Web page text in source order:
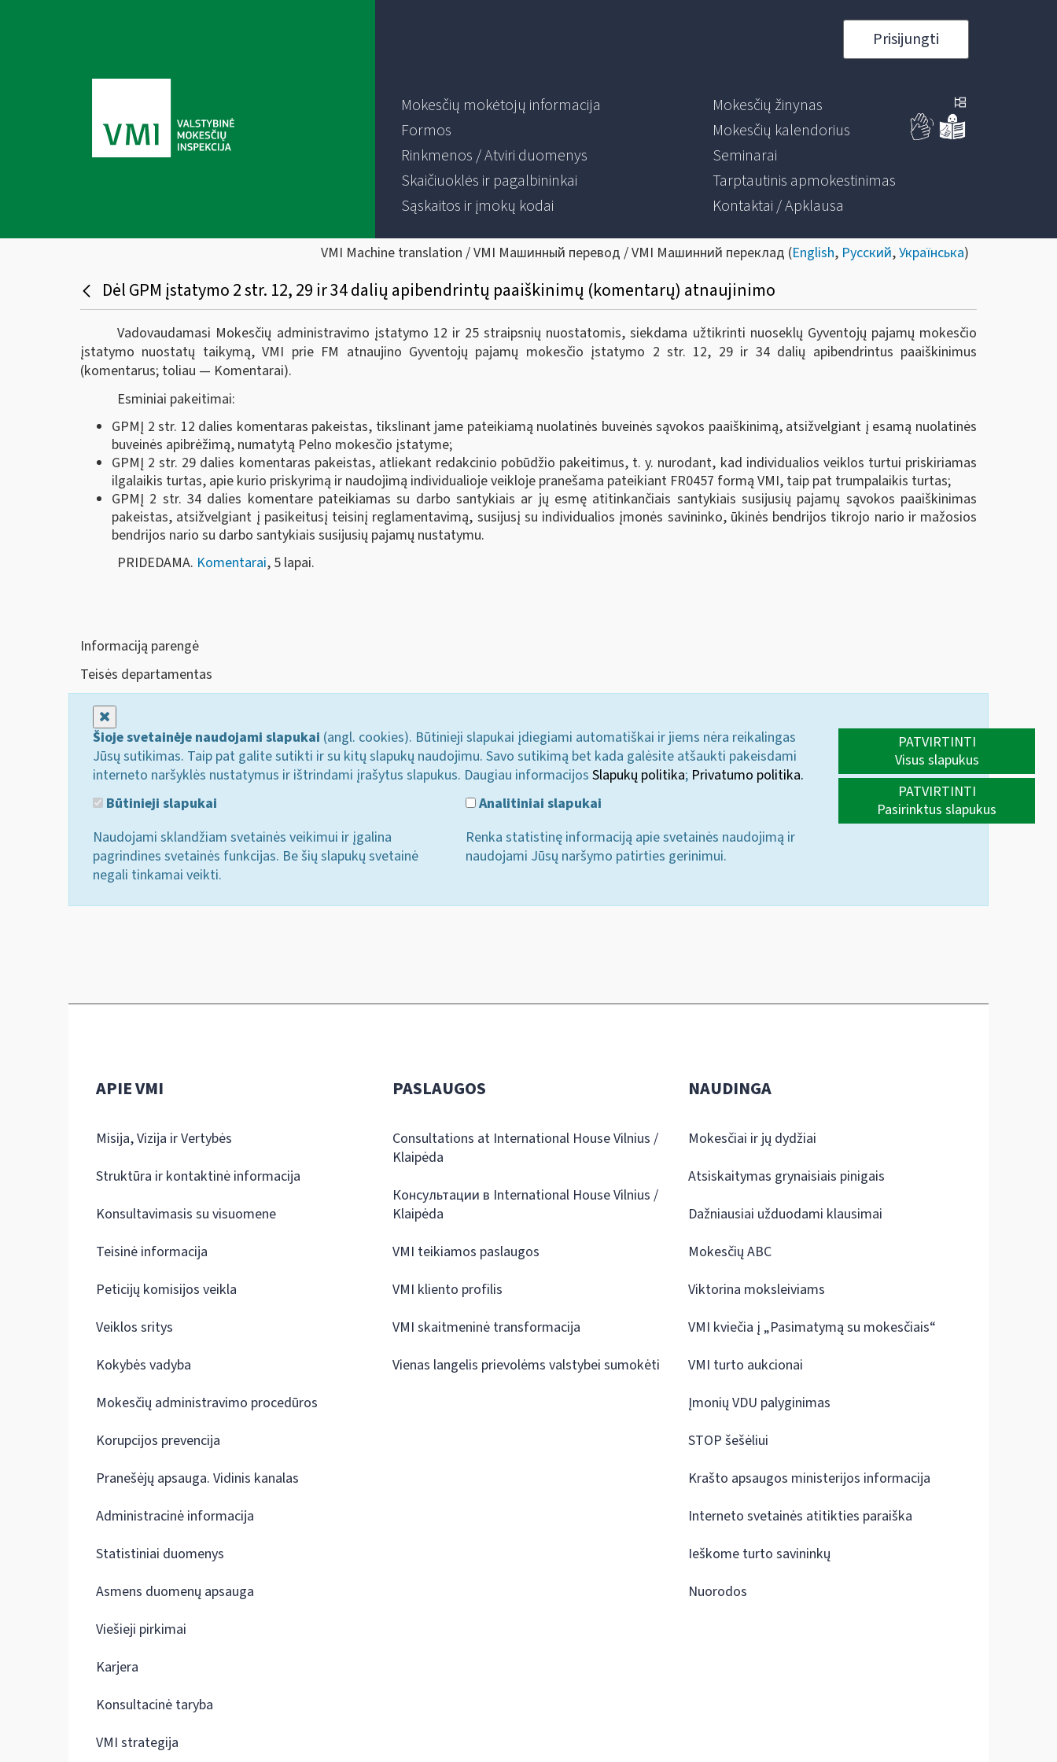
Prisijungti
Mokesčių mokėtojų informacija
Formos
Rinkmenos / Atviri duomenys
Skaičiuoklės ir pagalbininkai
Sąskaitos ir įmokų kodai
Mokesčių žinynas
Mokesčių kalendorius
Seminarai
Tarptautinis apmokestinimas
Kontaktai / Apklausa
VMI Machine translation / VMI Машинный перевод / VMI Машинний переклад (English, Русский,Українська)
Dėl GPM įstatymo 2 str. 12, 29 ir 34 dalių apibendrintų paaiškinimų (komentarų) atnaujinimo
Vadovaudamasi Mokesčių administravimo įstatymo 12 ir 25 straipsnių nuostatomis, siekdama užtikrinti nuoseklų Gyventojų pajamų mokesčio
įstatymo nuostatų taikymą, VMI prie FM atnaujino Gyventojų pajamų mokesčio įstatymo 2 str. 12, 29 ir 34 dalių apibendrintus paaiškinimus
(komentarus; toliau — Komentarai).
Esminiai pakeitimai:
GPMĮ 2 str. 12 dalies komentaras pakeistas, tikslinant jame pateikiamą nuolatinės buveinės sąvokos paaiškinimą, atsižvelgiant į esamą nuolatinės
buveinės apibrėžimą, numatytą Pelno mokesčio įstatyme;
GPMĮ 2 str. 29 dalies komentaras pakeistas, atliekant redakcinio pobūdžio pakeitimus, t. y. nurodant, kad individualios veiklos turtui priskiriamas
ilgalaikis turtas, apie kurio priskyrimą ir naudojimą individualioje veikloje pranešama pateikiant FR0457 formą VMI, taip pat trumpalaikis turtas;
GPMĮ 2 str. 34 dalies komentare pateikiamas su darbo santykiais ar jų esmę atitinkančiais santykiais susijusių pajamų sąvokos paaiškinimas
pakeistas, atsižvelgiant į pasikeitusį teisinį reglamentavimą, susijusį su individualios įmonės savininko, ūkinės bendrijos tikrojo nario ir mažosios
bendrijos nario su darbo santykiais susijusių pajamų nustatymu.
PRIDEDAMA. Komentarai, 5 lapai.
Informaciją parengė
Teisės departamentas
Šioje svetainėje naudojami slapukai (angl. cookies). Būtinieji slapukai įdiegiami automatiškai ir jiems nėra reikalingas
Jūsų sutikimas. Taip pat galite sutikti ir su kitų slapukų naudojimu. Savo sutikimą bet kada galėsite atšaukti pakeisdami
interneto naršyklės nustatymus ir ištrindami įrašytus slapukus. Daugiau informacijos Slapukų politika; Privatumo politika.
Būtinieji slapukai
Naudojami sklandžiam svetainės veikimui ir įgalina
pagrindines svetainės funkcijas. Be šių slapukų svetainė
negali tinkamai veikti.
Analitiniai slapukai
Renka statistinę informaciją apie svetainės naudojimą ir
naudojami Jūsų naršymo patirties gerinimui.
PATVIRTINTI
Visus slapukus
PATVIRTINTI
Pasirinktus slapukus
APIE VMI
Misija, Vizija ir Vertybės
Struktūra ir kontaktinė informacija
Konsultavimasis su visuomene
Teisinė informacija
Peticijų komisijos veikla
Veiklos sritys
Kokybės vadyba
Mokesčių administravimo procedūros
Korupcijos prevencija
Pranešėjų apsauga. Vidinis kanalas
Administracinė informacija
Statistiniai duomenys
Asmens duomenų apsauga
Viešieji pirkimai
Karjera
Konsultacinė taryba
VMI strategija
PASLAUGOS
Consultations at International House Vilnius /
Klaipėda
Консультации в International House Vilnius /
Klaipėda
VMI teikiamos paslaugos
VMI kliento profilis
VMI skaitmeninė transformacija
Vienas langelis prievolėms valstybei sumokėti
NAUDINGA
Mokesčiai ir jų dydžiai
Atsiskaitymas grynaisiais pinigais
Dažniausiai užduodami klausimai
Mokesčių ABC
Viktorina moksleiviams
VMI kviečia į „Pasimatymą su mokesčiais“
VMI turto aukcionai
Įmonių VDU palyginimas
STOP šešėliui
Krašto apsaugos ministerijos informacija
Interneto svetainės atitikties paraiška
Ieškome turto savininkų
Nuorodos